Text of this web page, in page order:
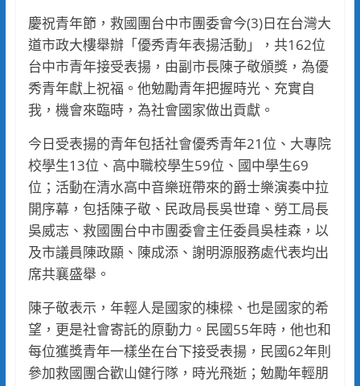
慶祝青年節，救國團台中市團委會今(3)日在台灣大
道市政大樓舉辦「優秀青年表揚活動」，共162位
台中市青年接受表揚，由副市長陳子敬頒獎，為優
秀青年獻上祝福。他勉勵青年把握時光、充實自
我，機會來臨時，為社會國家做出貢獻。
今日受表揚的青年包括社會優秀青年21位、大專院
校學生13位、高中職校學生59位、國中學生69
位；活動在清水高中音樂班帶來的爵士樂演奏中拉
開序幕，包括陳子敬、民政局長吳世瑋、勞工局長
吳威志、救國團台中市團委會主任委員吳桂森，以
及市議員陳政顯、陳成添、謝明源服務處代表均出
席共襄盛舉。
陳子敬表示，年輕人是國家的棟樑、也是國家的希
望，更是社會寄託的原動力。民國55年時，他也和
每位獲獎青年一樣坐在台下接受表揚，民國62年則
參加救國團合歡山健行隊，時光飛逝；勉勵年輕朋